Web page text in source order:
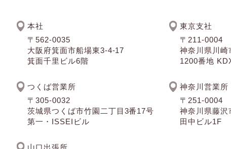
本社
〒562-0035
大阪府箕面市船場東3-4-17
箕面千里ビル6階
東京支社
〒211-0004
神奈川県川崎
1200番地
つくば営業所
〒305-0032
茨城県つくば市竹園二丁目3番17号
第一・ISSEIビル
神奈川営業所
〒251-0004
神奈川県藤沢
田中ビル1F
山口出張所